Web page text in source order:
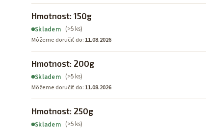
Hmotnost: 150g
Skladem (>5 ks)
Môžeme doručiť do: 11.08.2026
Hmotnost: 200g
Skladem (>5 ks)
Môžeme doručiť do: 11.08.2026
Hmotnost: 250g
Skladem (>5 ks)